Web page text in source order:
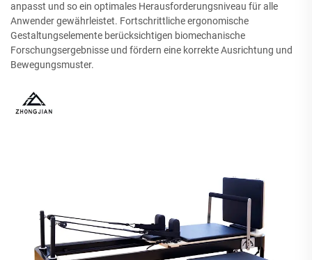
anpasst und so ein optimales Herausforderungsniveau für alle
Anwender gewährleistet. Fortschrittliche ergonomische
Gestaltungselemente berücksichtigen biomechanische
Forschungsergebnisse und fördern eine korrekte Ausrichtung und
Bewegungsmuster.